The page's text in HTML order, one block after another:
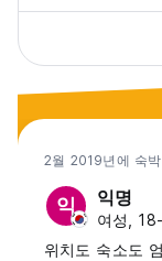
2월 2019년에 숙
익 익명
여성,
위치도 숙소도